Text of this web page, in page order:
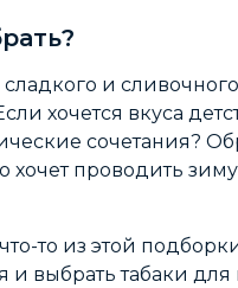
сладкого и
хочется вкуса
сочетания?
хочет проводить
то из этой
выбрать табаки